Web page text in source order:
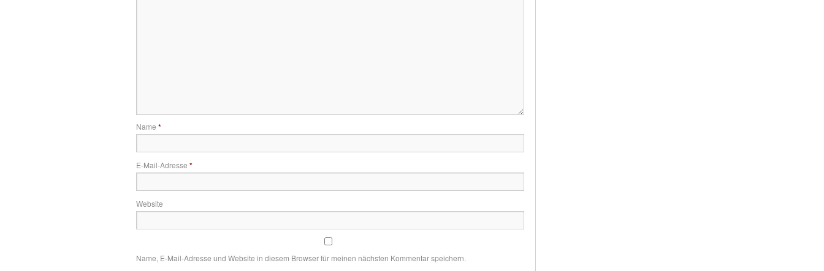
Name *
E-Mail-Adresse *
Website
Name, E-Mail-Adresse und Website in diesem Browser für meinen nächsten Kommentar speichern.